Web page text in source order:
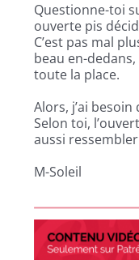
Questionne-toi
ouverte pis
C’est pas mal
beau en-
toute la place.
Alors, j’ai
Selon toi,
aussi
M-Soleil